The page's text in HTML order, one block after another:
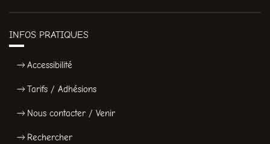
INFOS PRATIQUES
Accessibilité
Tarifs / Adhésions
Nous contacter / Venir
Rechercher